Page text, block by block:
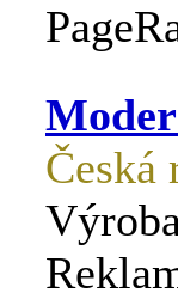
Česká